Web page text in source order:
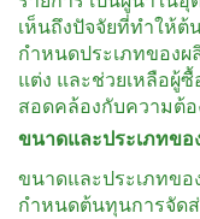
เห็นถึงปัจจัยที่ทำให้ต้
กำหนดประเภทของ
แต่ง และช่วยเหลือผู้
สอดคล้องกับความต้
ขนาดและประเภทขอ
ขนาดและประเภทข
กำหนดต้นทุนการจัดส่